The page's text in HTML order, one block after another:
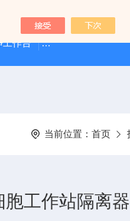
工作台 LVG-G Airstream
当前位置： 首页
工作站隔离器